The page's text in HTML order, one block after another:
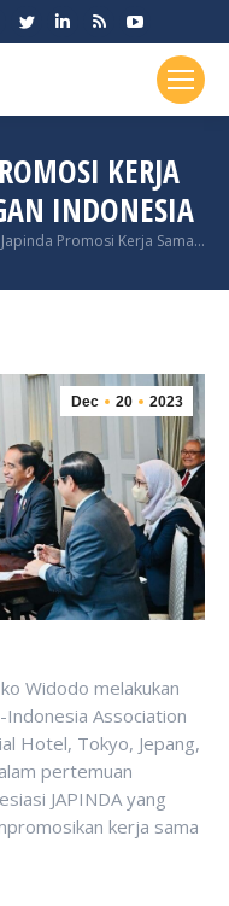
Facebook
window
Twitter
in
window
Linkedin
in
window
Rss
opens
in
window
YouTube
page
opens
in
window
KERJA
INDONESIA
Promosi Kerja Sama…
Dec 20 2023
Widodo melakukan
Association
Hotel, Tokyo, Jepang,
pertemuan
JAPINDA yang
kerja sama